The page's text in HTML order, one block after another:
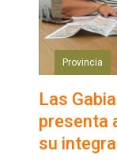
Provincia
Las
presenta
su